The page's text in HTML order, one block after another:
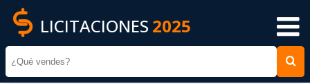
LICITACIONES 2025